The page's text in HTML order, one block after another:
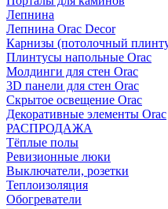
Лепнина
Лепнина Orac Decor
Карнизы (потолочный
Плинтусы напольные Orac
Молдинги для стен Orac
3D панели для стен Orac
Скрытое освещение Orac
Декоративные элементы Orac
РАСПРОДАЖА
Тёплые полы
Ревизионные люки
Выключатели, розетки
Теплоизоляция
Обогреватели